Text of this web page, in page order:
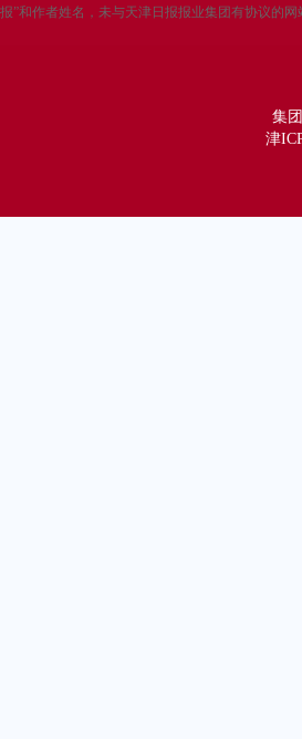
报”和作者姓名，未与天津日报报业集团有协议的网
集
津